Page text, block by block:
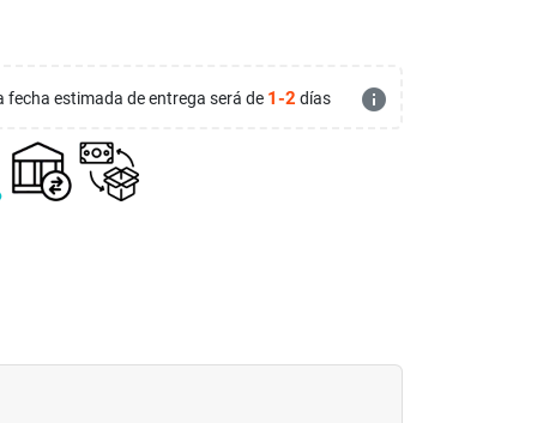
fecha estimada de entrega será de 1-2 días info